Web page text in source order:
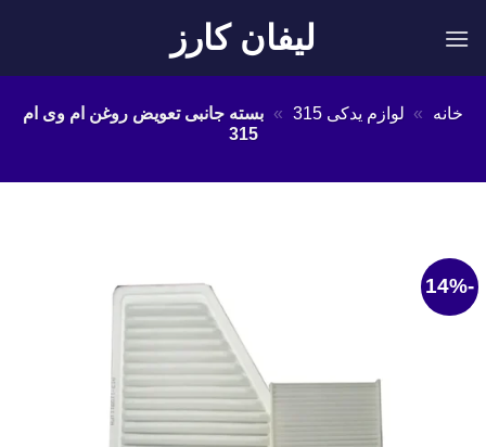
لیفان کارز
خانه » لوازم یدکی 315 » بسته جانبی تعویض روغن ام وی ام
315
-14%